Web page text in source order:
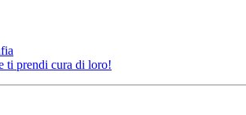
ti prendi cura di loro!